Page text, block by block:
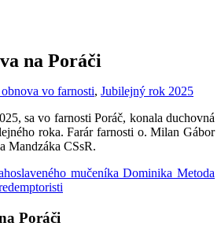
na Poráči
vo farnosti, Jubilejný rok 2025
sa vo farnosti Poráč, konala duchovná
roka. Farár farnosti o. Milan Gábor
Mandzáka CSsR.
mučeníka Dominika Metoda
Poráči